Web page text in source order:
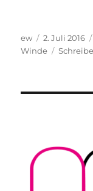
Autor
ew
am
2. Juli 2016
Winde